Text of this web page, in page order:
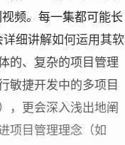
频。每一集都可能长
细讲解如何运用其软
的、复杂的项目管理
敏捷开发中的多项目
，更会深入浅出地阐
项目管理理念（如